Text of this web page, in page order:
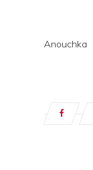
Anouchka